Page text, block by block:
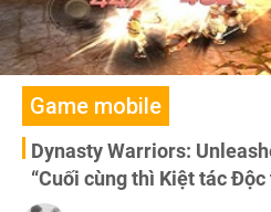
Game mobile
Dynasty Warriors:
“Cuối cùng thì Kiệt tác